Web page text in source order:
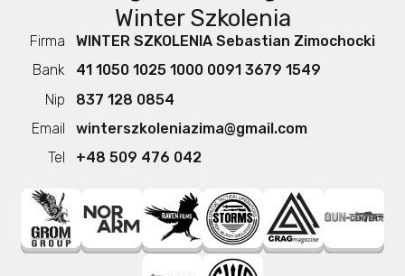
Winter Szkolenia
Firma
WINTER SZKOLENIA Sebastian Zimochocki
Bank
41 1050 1025 1000 0091 3679 1549
Nip
837 128 0854
Email
winterszkoleniazima@gmail.com
Tel
+48 509 476 042